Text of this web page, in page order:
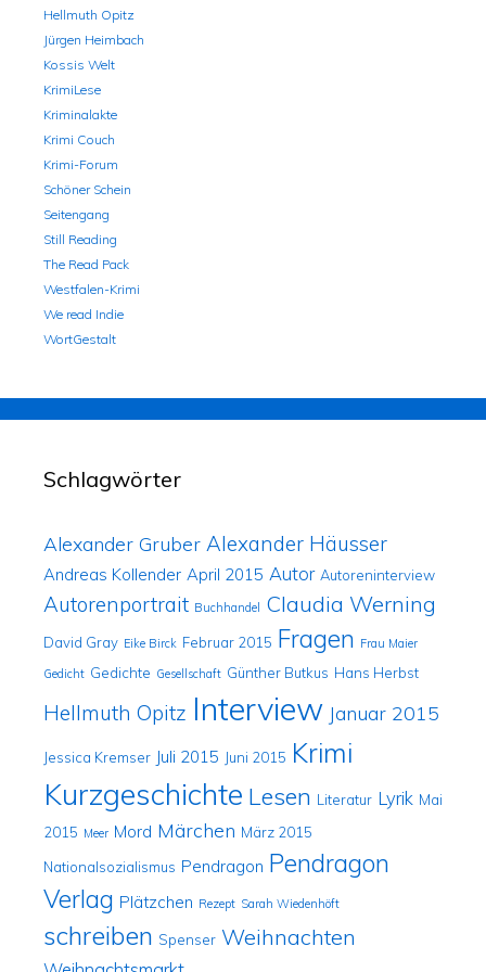
Hellmuth Opitz
Jürgen Heimbach
Kossis Welt
KrimiLese
Kriminalakte
Krimi Couch
Krimi-Forum
Schöner Schein
Seitengang
Still Reading
The Read Pack
Westfalen-Krimi
We read Indie
WortGestalt
Schlagwörter
Alexander Gruber Alexander Häusser
Andreas Kollender April 2015 Autor Autoreninterview
Autorenportrait Buchhandel Claudia Werning
David Gray Eike Birck Februar 2015 Fragen Frau Maier
Gedicht Gedichte Gesellschaft Günther Butkus Hans Herbst
Hellmuth Opitz Interview Januar 2015
Jessica Kremser Juli 2015 Juni 2015 Krimi
Kurzgeschichte Lesen Literatur Lyrik Mai
2015 Meer Mord Märchen März 2015
Nationalsozialismus Pendragon Pendragon
Verlag Plätzchen Rezept Sarah Wiedenhöft
schreiben Spenser Weihnachten